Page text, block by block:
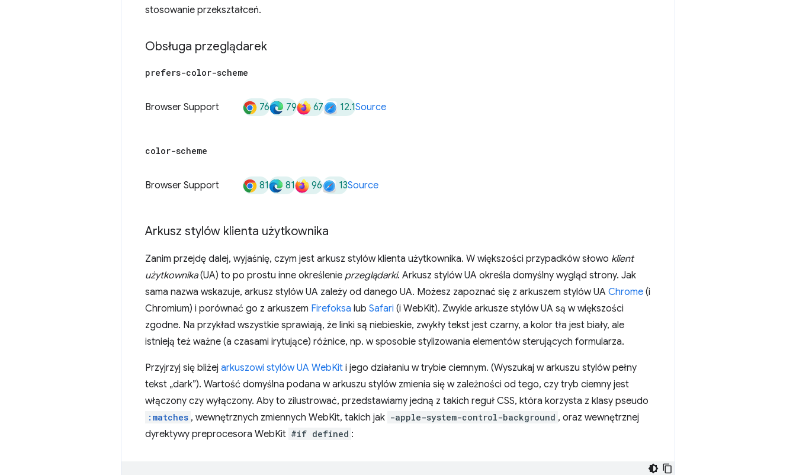
stosowanie przekształceń.
Obsługa przeglądarek
prefers-color-scheme
Browser Support 76 79 67 12.1Source
color-scheme
Browser Support 81 81 96 13Source
Arkusz stylów klienta użytkownika
Zanim przejdę dalej, wyjaśnię, czym jest arkusz stylów klienta użytkownika. W większości przypadków słowo klient
użytkownika(UA) to po prostu inne określenie przeglądarki. Arkusz stylów UA określa domyślny wygląd strony. Jak
sama nazwa wskazuje, arkusz stylów UA zależy od danego UA. Możesz zapoznać się z arkuszem stylów UA Chrome (i
Chromium) i porównać go z arkuszem Firefoksa lub Safari (i WebKit). Zwykle arkusze stylów UA są w większości
zgodne. Na przykład wszystkie sprawiają, że linki są niebieskie, zwykły tekst jest czarny, a kolor tła jest biały, ale
istnieją też ważne (a czasami irytujące) różnice, np. w sposobie stylizowania elementów sterujących formularza.
Przyjrzyj się bliżej arkuszowi stylów UA WebKit i jego działaniu w trybie ciemnym. (Wyszukaj w arkuszu stylów pełny
tekst „dark”). Wartość domyślna podana w arkuszu stylów zmienia się w zależności od tego, czy tryb ciemny jest
włączony czy wyłączony. Aby to zilustrować, przedstawiamy jedną z takich reguł CSS, która korzysta z klasy pseudo
:matches , wewnętrznych zmiennych WebKit, takich jak -apple-system-control-background , oraz wewnętrznej
dyrektywy preprocesora WebKit #if defined :